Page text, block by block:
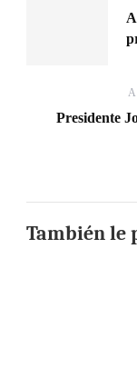
Presidente
También le